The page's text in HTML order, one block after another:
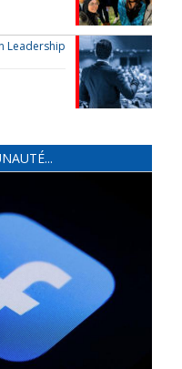
Leadership